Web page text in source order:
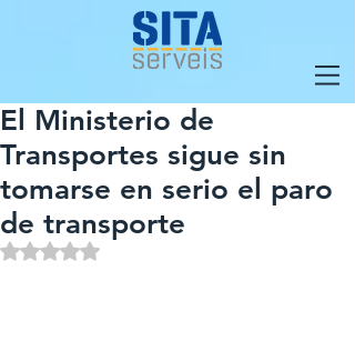
El Ministerio de
Transportes sigue sin
tomarse en serio el paro
de transporte
Obtuvo NaN de 5 estrellas.